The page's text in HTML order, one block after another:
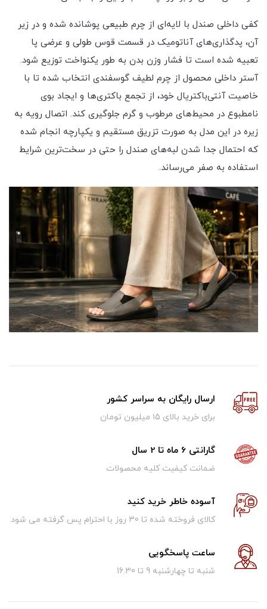
کفی داخلی صندل با لایه‌ای از چرم طبیعی پوشانده شده و در زیر
آن، پدگذاری‌های آناتومیک در قسمت قوس طولی و عرضی پا
تعبیه شده است تا فشار وزن بدن به طور یکنواخت توزیع شود.
آستر داخلی محصول از چرم لطیف گوسفندی انتخاب شده تا با
خاصیت آنتی‌باکتریال خود، از تجمع باکتری‌ها و ایجاد بوی
نامطبوع در محیط‌های مرطوب و گرم جلوگیری کند. اتصال رویه به
زیره در این مدل به صورت تزریق مستقیم و یکپارچه انجام شده
که احتمال جدا شدن لبه‌های صندل را حتی در سخت‌ترین شرایط
استفاده به صفر می‌رساند.
ارسال رایگان به سراسر کشور
برای خرید بالای ۱5 میلیون تومان
گارانتی 6 ماه تا 2 سال
ضمانت کیفیت کلیه محصولات
آسوده خاطر خرید کنید
کالای فروخته شده تا 30 روز با احترام پس گرفته می شود.
ساعت پاسخگویی
شنبه تا چهارشنبه 9 تا 16.30